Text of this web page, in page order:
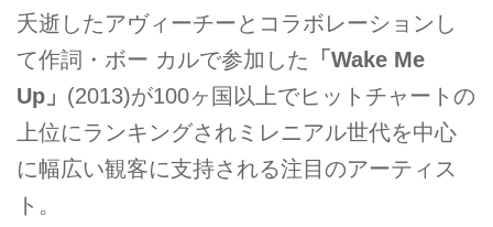
夭逝したアヴィーチーとコラボレーションし
て作詞・ボー カルで参加した 「Wake Me
Up 」 (2013)が100ヶ国以上でヒットチャートの
上位にランキングされミレニアル世代を中心
に幅広い観客に支持される注目のアーティス
ト。